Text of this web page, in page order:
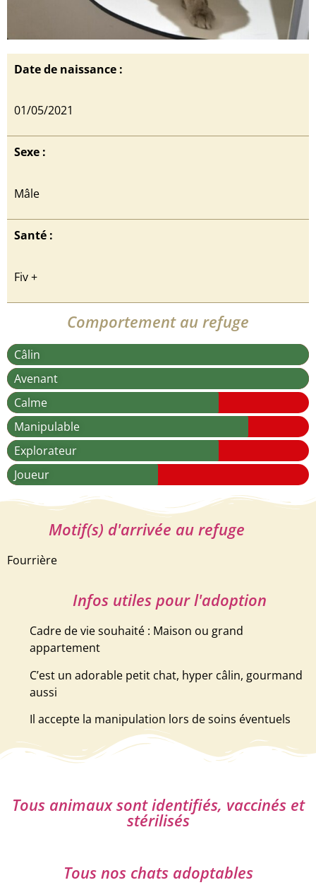
Date de naissance :
01/05/2021
Sexe :
Mâle
Santé :
Fiv +
Comportement au refuge
Câlin
Avenant
Calme
Manipulable
Explorateur
Joueur
Motif(s) d'arrivée au refuge
Fourrière
Infos utiles pour l'adoption
Cadre de vie souhaité : Maison ou grand
appartement
C’est un adorable petit chat, hyper câlin, gourmand
aussi
Il accepte la manipulation lors de soins éventuels
Tous animaux sont identifiés, vaccinés et
stérilisés
Tous nos chats adoptables